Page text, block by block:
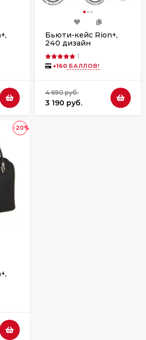
Бьюти-кейс Rion+,
240 дизайн
1
+160 БАЛЛОВ!
4 690 руб.
3 190 руб.
-20%